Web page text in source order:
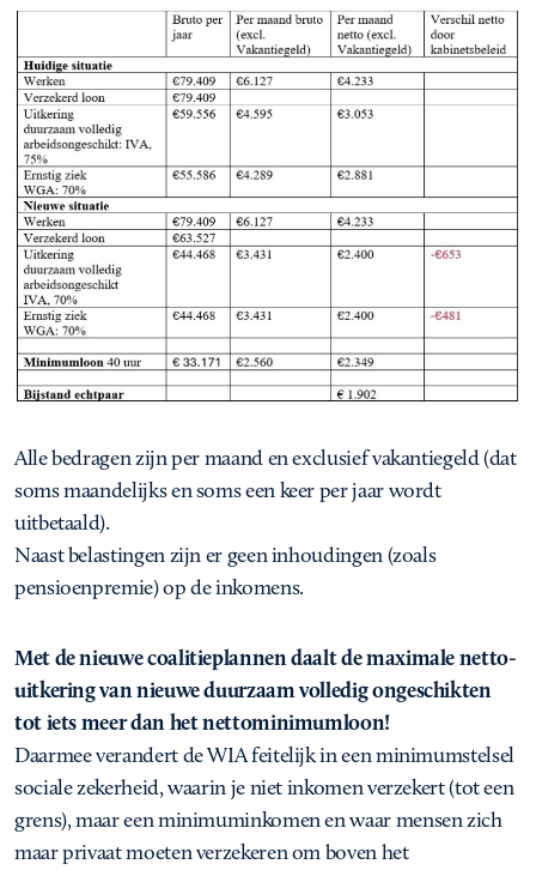
Alle bedragen zijn per maand en exclusief vakantiegeld (dat
soms maandelijks en soms een keer per jaar wordt
uitbetaald).
Naast belastingen zijn er geen inhoudingen (zoals
pensioenpremie) op de inkomens.
Met de nieuwe coalitieplannen daalt de maximale netto-
uitkering van nieuwe duurzaam volledig ongeschikten
tot iets meer dan het nettominimumloon!
Daarmee verandert de WIA feitelijk in een minimumstelsel
sociale zekerheid, waarin je niet inkomen verzekert (tot een
grens), maar een minimuminkomen en waar mensen zich
maar privaat moeten verzekeren om boven het